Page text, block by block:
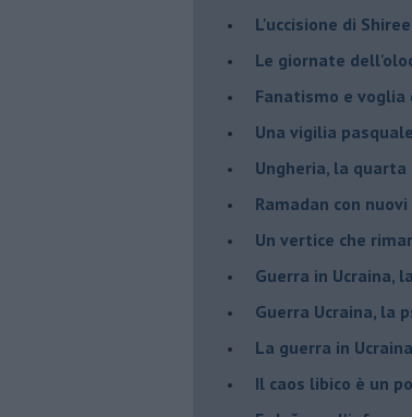
L'uccisione di
Le giornate
Fanatismo e
Una vigilia
Ungheria, la
Ramadan con
Un vertice che
Guerra in Ucraina,
Guerra Ucraina, la
La guerra in
​Il caos libico è un